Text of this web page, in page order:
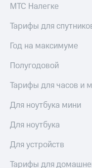
на гигабайты
фильмы,
и многое
группа
Скидка
на тарифы,
общие
подписки
и услуги,
доступ
Всё
под
рукой
в Мой МТС
Посмотрите,
что
есть
в нашем
КИОН
КИОН
МТС Налегке
Тарифы для
Год на максимуме
Полугодовой
Тарифы для часов и
Для ноутбука мини
Для ноутбука
Для устройств
Тарифы для